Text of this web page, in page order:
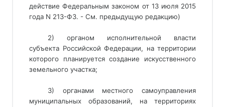
действие Федеральным законом от 13 июля 2015
года N 213-ФЗ. - См. предыдущую редакцию)
2) органом исполнительной власти
субъекта Российской Федерации, на территории
которого планируется создание искусственного
земельного участка;
3) органами местного самоуправления
муниципальных образований, на территориях